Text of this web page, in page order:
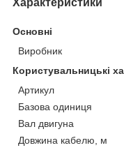
Основні
Виробник
Користувальницькі
Артикул
Базова одиниця
Вал двигуна
Довжина кабелю, м